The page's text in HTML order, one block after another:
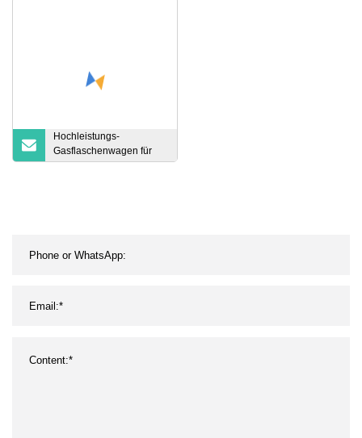
Hochleistungs-
Gasflaschenwagen für
medizinische